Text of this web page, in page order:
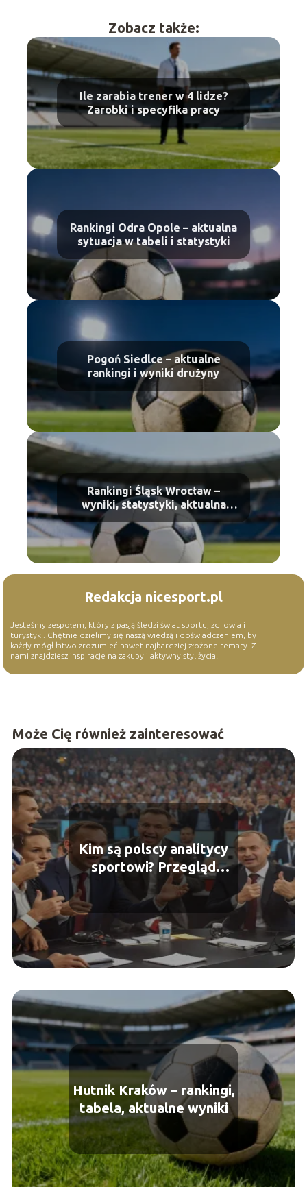
Zobacz także:
Ile zarabia trener w 4 lidze?
Zarobki i specyfika pracy
Rankingi Odra Opole – aktualna
sytuacja w tabeli i statystyki
Pogoń Siedlce – aktualne
rankingi i wyniki drużyny
Rankingi Śląsk Wrocław –
wyniki, statystyki, aktualna
Redakcja nicesport.pl
Jesteśmy zespołem, który z pasją śledzi świat sportu, zdrowia i
turystyki. Chętnie dzielimy się naszą wiedzą i doświadczeniem, by
każdy mógł łatwo zrozumieć nawet najbardziej złożone tematy. Z
nami znajdziesz inspiracje na zakupy i aktywny styl życia!
Może Cię również zainteresować
Kim są polscy analitycy
sportowi? Przegląd
kluczowych głosów w
świecie sportu
Hutnik Kraków – rankingi,
tabela, aktualne wyniki